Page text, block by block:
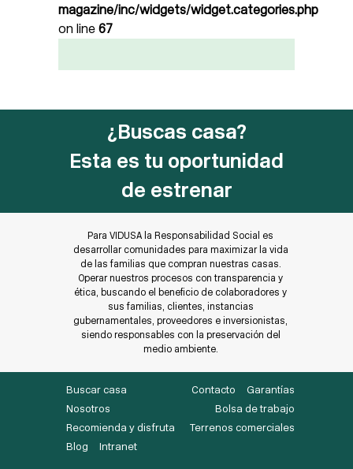
magazine/inc/widgets/widget.categories.php
on line 67
¿Buscas casa?
Esta es tu oportunidad
de estrenar
Para VIDUSA la Responsabilidad Social es
desarrollar comunidades para maximizar la vida
de las familias que compran nuestras casas.
Operar nuestros procesos con transparencia y
ética, buscando el beneficio de colaboradores y
sus familias, clientes, instancias
gubernamentales, proveedores e inversionistas,
siendo responsables con la preservación del
medio ambiente.
Buscar casa
Nosotros
Recomienda y disfruta
Blog
Intranet
Contacto
Garantías
Bolsa de trabajo
Terrenos comerciales